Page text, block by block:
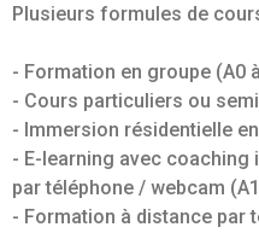
Plusieurs formules de
- Formation en groupe (A0
- Cours particuliers ou
- Immersion résidentielle
- E-learning avec
par téléphone / webcam
- Formation à distance par